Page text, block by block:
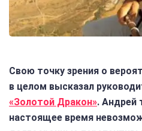
Свою точку зрения о
в целом высказал
«Золотой Дракон». Андрей
настоящее время